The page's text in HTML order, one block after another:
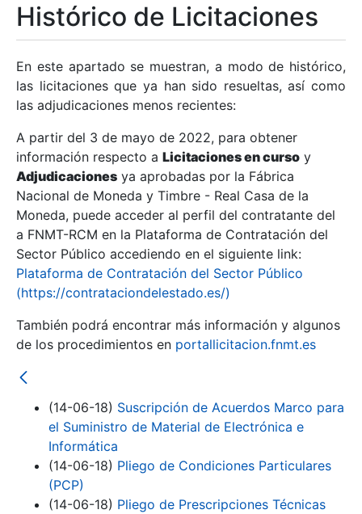
Mostrar/Ocultar
Mostrar/Ocultar
Mostrar/Ocultar
Histórico de Licitaciones
En este apartado se muestran, a modo de histórico,
las licitaciones que ya han sido resueltas, así como
las adjudicaciones menos recientes:
A partir del 3 de mayo de 2022, para obtener
información respecto a Licitaciones en curso y
Adjudicaciones ya aprobadas por la Fábrica
Nacional de Moneda y Timbre - Real Casa de la
Moneda, puede acceder al perfil del contratante del
a FNMT-RCM en la Plataforma de Contratación del
Sector Público accediendo en el siguiente link:
Plataforma de Contratación del Sector Público
(https://contrataciondelestado.es/)
También podrá encontrar más información y algunos
de los procedimientos en portallicitacion.fnmt.es
(14-06-18) Suscripción de Acuerdos Marco para
el Suministro de Material de Electrónica e
Informática
(14-06-18) Pliego de Condiciones Particulares
(PCP)
(14-06-18) Pliego de Prescripciones Técnicas